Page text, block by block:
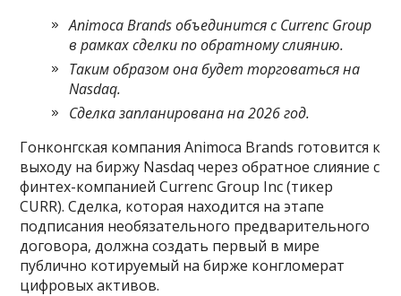
Animoca Brands объединится с Currenc Group
в рамках сделки по обратному слиянию.
Таким образом она будет торговаться на
Nasdaq.
Сделка запланирована на 2026 год.
Гонконгская компания Animoca Brands готовится к
выходу на биржу Nasdaq через обратное слияние с
финтех-компанией Currenc Group Inc (тикер
CURR). Сделка, которая находится на этапе
подписания необязательного предварительного
договора, должна создать первый в мире
публично котируемый на бирже конгломерат
цифровых активов.